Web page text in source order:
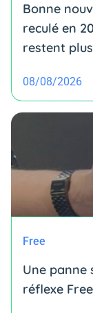
Bonne
reculé en
restent
08/08/2026
Free
Une panne
réflexe